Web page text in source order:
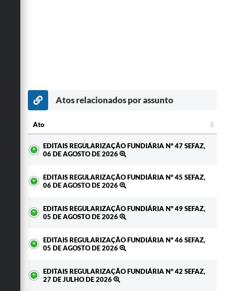
Atos relacionados por assunto
Ato
EDITAIS REGULARIZAÇÃO FUNDIÁRIA Nº 47 SEFAZ,
06 DE AGOSTO DE 2026
EDITAIS REGULARIZAÇÃO FUNDIÁRIA Nº 45 SEFAZ,
06 DE AGOSTO DE 2026
EDITAIS REGULARIZAÇÃO FUNDIÁRIA Nº 49 SEFAZ,
05 DE AGOSTO DE 2026
EDITAIS REGULARIZAÇÃO FUNDIÁRIA Nº 46 SEFAZ,
05 DE AGOSTO DE 2026
EDITAIS REGULARIZAÇÃO FUNDIÁRIA Nº 42 SEFAZ,
27 DE JULHO DE 2026